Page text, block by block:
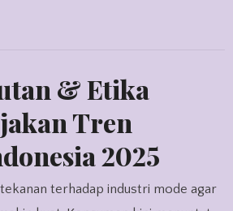
& Etika
Tren
2025
terhadap industri mode agar